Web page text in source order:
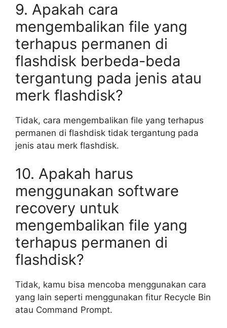
9. Apakah cara
mengembalikan file yang
terhapus permanen di
flashdisk berbeda-beda
tergantung pada jenis atau
merk flashdisk?
Tidak, cara mengembalikan file yang terhapus
permanen di flashdisk tidak tergantung pada
jenis atau merk flashdisk.
10. Apakah harus
menggunakan software
recovery untuk
mengembalikan file yang
terhapus permanen di
flashdisk?
Tidak, kamu bisa mencoba menggunakan cara
yang lain seperti menggunakan fitur Recycle Bin
atau Command Prompt.